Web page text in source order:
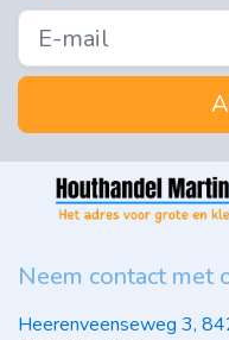
Neem contact met
Heerenveenseweg 3,